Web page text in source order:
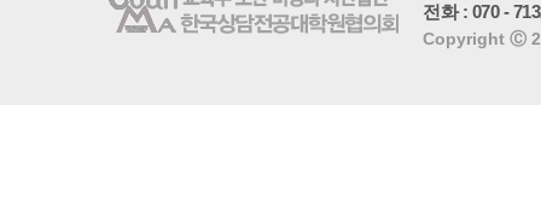
전화 : 070 -
Copyright Ⓒ